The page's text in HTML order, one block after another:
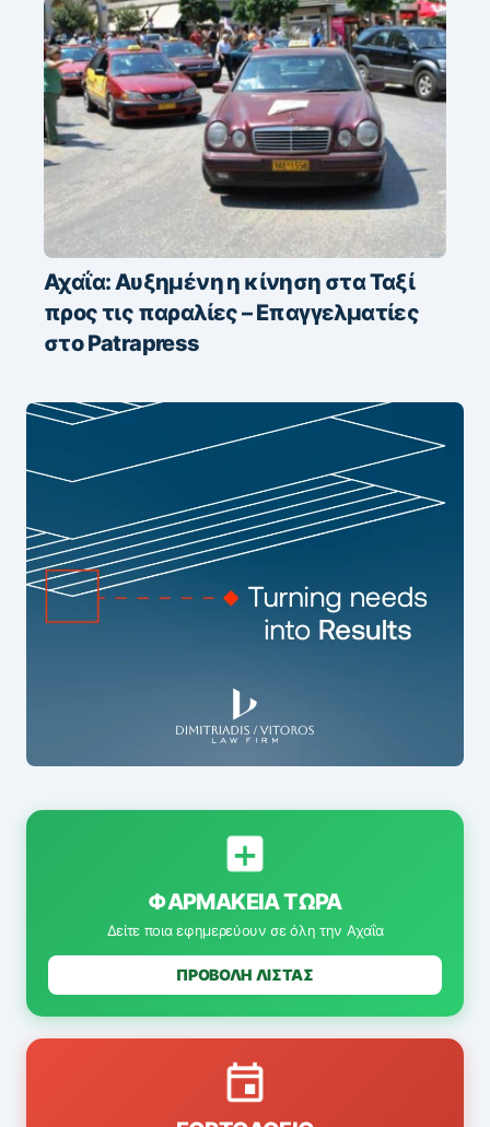
Αχαΐα: Αυξημένη η κίνηση στα Ταξί
προς τις παραλίες – Επαγγελματίες
στο Patrapress
ΦΑΡΜΑΚΕΊΑ ΤΏΡΑ
Δείτε ποια εφημερεύουν σε όλη την Αχαΐα
ΠΡΟΒΟΛΗ ΛΙΣΤΑΣ